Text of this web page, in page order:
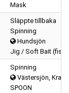
Mask
Släppte tillbaka
Spinning
Hundsjön
Jig / Soft Bait
Spinning
Västersjön,
SPOON